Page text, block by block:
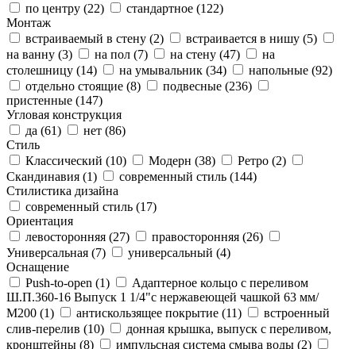
по центру (22) стандартное (122)
Монтаж
встраиваемый в стену (2) встраивается в нишу (5)
на ванну (3) на пол (7) на стену (47)
на
столешницу (14) на умывальник (34) напольные (92)
отдельно стоящие (8) подвесные (236)
пристенные (147)
Угловая конструкция
да (61) нет (86)
Стиль
Классический (10) Модерн (38) Ретро (2)
Скандинавия (1) современный стиль (144)
Стилистика дизайна
современный стиль (17)
Ориентация
левосторонняя (27) правосторонняя (26)
Универсальная (7) универсальный (4)
Оснащение
Push-to-open (1)
Адаптерное кольцо с переливом
Ш.П.360-16 Выпуск 1 1/4"с нержавеющей чашкой 63 мм/
М200 (1) антискользящее покрытие (11)
встроенный
слив-перелив (10)
донная крышка, выпуск с переливом,
кронштейны (8) импульсная система смыва воды (2)